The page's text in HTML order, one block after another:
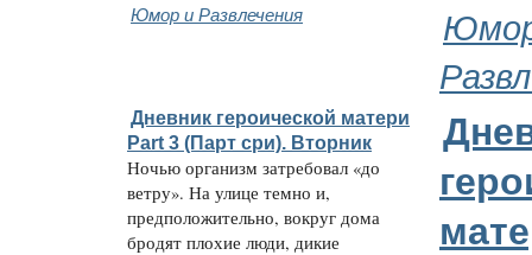
Юмор и Развлечения
Дневник героической матери
Part 3 (Парт сри). Вторник
Ночью организм затребовал «до
ветру». На улице темно и,
предположительно, вокруг дома
бродят плохие люди, дикие